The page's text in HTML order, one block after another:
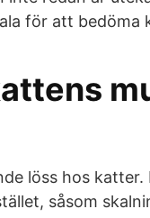
för att
löss hos
såsom